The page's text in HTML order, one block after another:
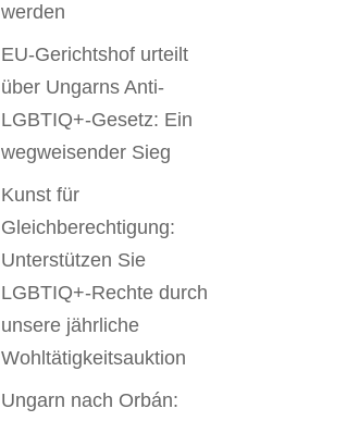
werden
EU-Gerichtshof urteilt
über Ungarns Anti-
LGBTIQ+-Gesetz: Ein
wegweisender Sieg
Kunst für
Gleichberechtigung:
Unterstützen Sie
LGBTIQ+-Rechte durch
unsere jährliche
Wohltätigkeitsauktion
Ungarn nach Orbán: